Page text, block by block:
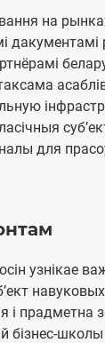
на
для
узнікае
і